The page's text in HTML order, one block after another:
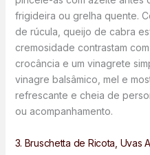
frigideira ou grelha quente.
de rúcula, queijo de cabra
cremosidade contrastam
crocância e um vinagrete
vinagre balsâmico, mel e
refrescante e cheia de
ou acompanhamento.
3. Bruschetta de Ricota, Uvas